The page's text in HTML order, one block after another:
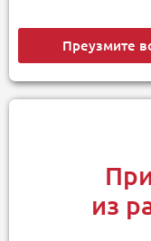
Преузмите
из